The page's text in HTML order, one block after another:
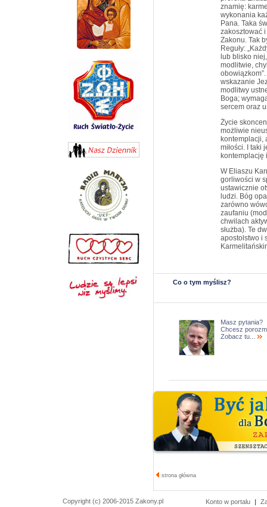
znamię:
wykonania
Pana. Taka
zakosztować i
Zakonu. Tak
Reguły:
lub blisko
modlitwie,
wskazanie
modlitwy
Boga;
sercem oraz
Życie
możliwie
kontemplacji,
miłości. I taki
kontemplację
W Eliaszu
gorliwości w
ustawicznie
ludzi. Bóg
zarówno
zaufaniu
chwilach
służba). Te
apostolstwo i
Co o tym myślisz?
Masz pytania?
Chcesz
Zobacz tu...
strona główna
Copyright (c) 2006-2015 Zakony.pl Konto w portalu |